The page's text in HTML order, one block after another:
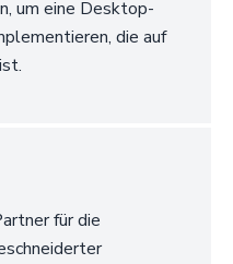
um eine Desktop-
die auf
für die